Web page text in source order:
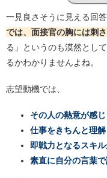
一見良さそうに見える回答
では、面接官の胸には刺
る」というのも漠然とし
るかわかりませんよね。
志望動機では、
その人の熱意が感
仕事をきちんと理
即戦力となるスキル
素直に自分の言葉